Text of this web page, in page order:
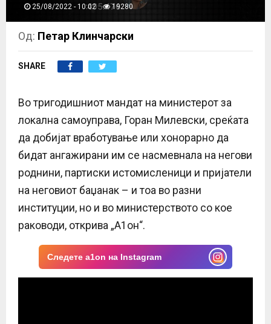
M
E
N
U
25/08/2022 - 10:02 19280
Од: Петар Клинчарски
SHARE
Во тригодишниот мандат на министерот за
локална самоуправа, Горан Милевски, среќата
да добијат вработување или хонорарно да
бидат ангажирани им се насмевнала на негови
роднини, партиски истомисленици и пријатели
на неговиот баџанак – и тоа во разни
институции, но и во министерството со кое
раководи, открива „А1он“.
Следете a1on на Instagram